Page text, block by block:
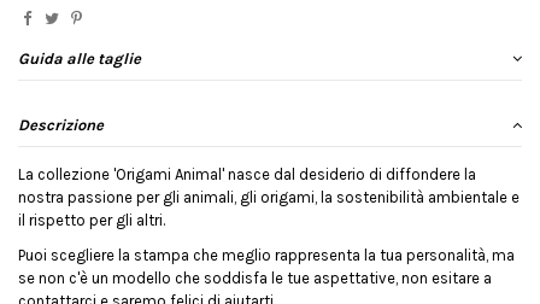
Guida alle taglie
Descrizione
La collezione 'Origami Animal' nasce dal desiderio di diffondere la
nostra passione per gli animali, gli origami, la sostenibilità ambientale e
il rispetto per gli altri.
Puoi scegliere la stampa che meglio rappresenta la tua personalità, ma
se non c'è un modello che soddisfa le tue aspettative, non esitare a